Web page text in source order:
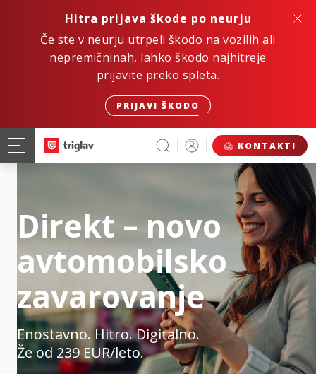
Hitra prijava škode po neurju
Če ste v neurju utrpeli škodo na vozilih ali
nepremičninah, lahko škodo najhitreje
prijavite preko spleta.
PRIJAVI ŠKODO
KONTAKTI
Direkt – novo
avtomobilsko
zavarovanje
Enostavno. Hitro. Digitalno.
Že od 239 EUR/leto.